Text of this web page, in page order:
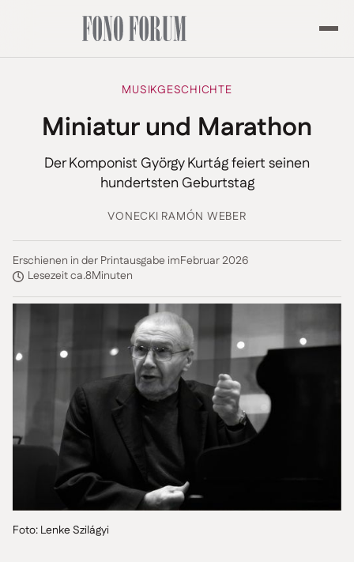
MUSIKGESCHICHTE
Miniatur und Marathon
Der Komponist György Kurtág feiert seinen
hundertsten Geburtstag
VONECKI RAMÓN WEBER
Erschienen in der Printausgabe imFebruar 2026
Lesezeit ca.8Minuten
Foto: Lenke Szilágyi